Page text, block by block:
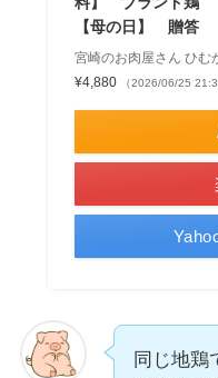
【母の日】 贈答
宮崎のお肉屋さん ひむ
¥4,880
（2026/06/25
同じ地鶏